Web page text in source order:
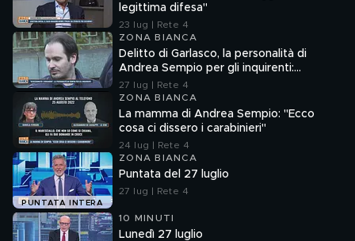
legittima difesa"
23 lug | Rete 4
ZONA BIANCA
Delitto di Garlasco, la personalità di
Andrea Sempio per gli inquirenti:
"Ossessionato e bugiardo"
27 lug | Rete 4
ZONA BIANCA
La mamma di Andrea Sempio: "Ecco
cosa ci dissero i carabinieri"
24 lug | Rete 4
PUNTATA INTERA
ZONA BIANCA
Puntata del 27 luglio
27 lug | Rete 4
10 MINUTI
Lunedì 27 luglio